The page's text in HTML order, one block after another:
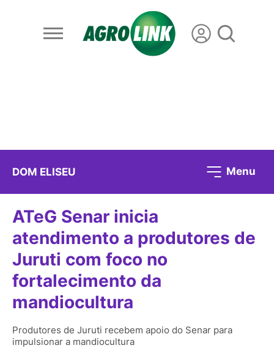
DOM ELISEU Menu
ATeG Senar inicia
atendimento a produtores de
Juruti com foco no
fortalecimento da
mandiocultura
Produtores de Juruti recebem apoio do Senar para
impulsionar a mandiocultura